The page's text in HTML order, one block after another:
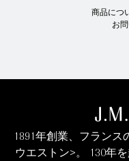
商品につ
お
1891年創業、フランス
ウエストン>。 130年